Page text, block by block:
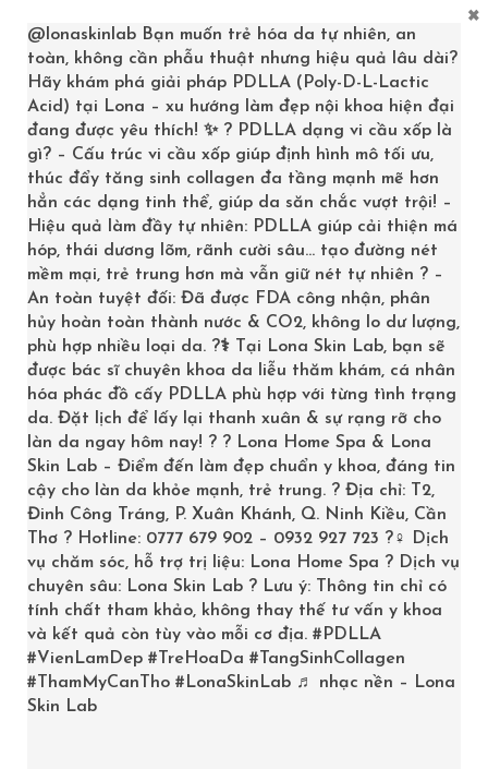
ĐỐI TƯỢNG
Da lão hóa
Da thâm nám
Da không điều màu
Da sau điều trị
LỢI ÍCH CỦA SKINCEUTICALS EQUALIZING
TONER
Được điều chế từ phức hợp Acid Hydroxy và chiết xuất
thực vật giúp cân bằng độ pH và làm dịu da
100% không cồn
An toàn và phù hợp cho mọi loại da
HƯỚNG DẪN SỬ DỤNG SKINCEUTICALS
EQUALIZING TONER
Sau bước làm sạch da, lấy một lượng sản phẩm vừa đủ
ra bông
tẩy trang. Nhẹ nhàng thoa khắp mặt và vùng
da cổ, tránh tiếp xúc với mắt. Sử dụng hàng ngày vào
buổi sáng và tối.
@lonaskinlab Bạn muốn trẻ hóa da tự nhiên, an
toàn, không cần phẫu thuật nhưng hiệu quả lâu dài?
Hãy khám phá giải pháp PDLLA (Poly-D-L-Lactic
Acid) tại Lona – xu hướng làm đẹp nội khoa hiện đại
đang được yêu thích! ✨ ? PDLLA dạng vi cầu xốp là
gì? – Cấu trúc vi cầu xốp giúp định hình mô tối ưu,
thúc đẩy tăng sinh collagen đa tầng mạnh mẽ hơn
hẳn các dạng tinh thể, giúp da săn chắc vượt trội! –
Hiệu quả làm đầy tự nhiên: PDLLA giúp cải thiện má
hóp, thái dương lõm, rãnh cười sâu… tạo đường nét
mềm mại, trẻ trung hơn mà vẫn giữ nét tự nhiên ? –
An toàn tuyệt đối: Đã được FDA công nhận, phân
hủy hoàn toàn thành nước & CO2, không lo dư lượng,
phù hợp nhiều loại da. ?‍⚕️ Tại Lona Skin Lab, bạn sẽ
được bác sĩ chuyên khoa da liễu thăm khám, cá nhân
hóa phác đồ cấy PDLLA phù hợp với từng tình trạng
da. Đặt lịch để lấy lại thanh xuân & sự rạng rỡ cho
làn da ngay hôm nay! ? ? Lona Home Spa & Lona
Skin Lab – Điểm đến làm đẹp chuẩn y khoa, đáng tin
cậy cho làn da khỏe mạnh, trẻ trung. ? Địa chỉ: T2,
Đinh Công Tráng, P. Xuân Khánh, Q. Ninh Kiều, Cần
Thơ ? Hotline: 0777 679 902 – 0932 927 723 ?‍♀️ Dịch
vụ chăm sóc, hỗ trợ trị liệu: Lona Home Spa ? Dịch vụ
chuyên sâu: Lona Skin Lab ? Lưu ý: Thông tin chỉ có
tính chất tham khảo, không thay thế tư vấn y khoa
và kết quả còn tùy vào mỗi cơ địa. #PDLLA
#VienLamDep #TreHoaDa #TangSinhCollagen
#ThamMyCanTho #LonaSkinLab ♬ nhạc nền – Lona
Skin Lab
×